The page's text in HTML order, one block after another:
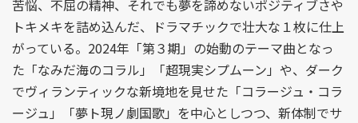
苦悩、不屈の精神、それでも夢を諦めないポジティブさや
トキメキを詰め込んだ、ドラマチックで壮大な１枚に仕上
がっている。2024年「第３期」の始動のテーマ曲となっ
た「なみだ海のコラル」「超現実シプムーン」や、ダーク
でヴィランティックな新境地を見せた「コラージュ・コラ
ージュ」「夢ト現ノ劇国歌」を中心としつつ、新体制でサ